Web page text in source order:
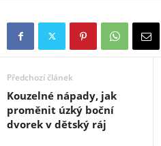
Předchozí článek
Kouzelné nápady, jak
proměnit úzký boční
dvorek v dětský ráj